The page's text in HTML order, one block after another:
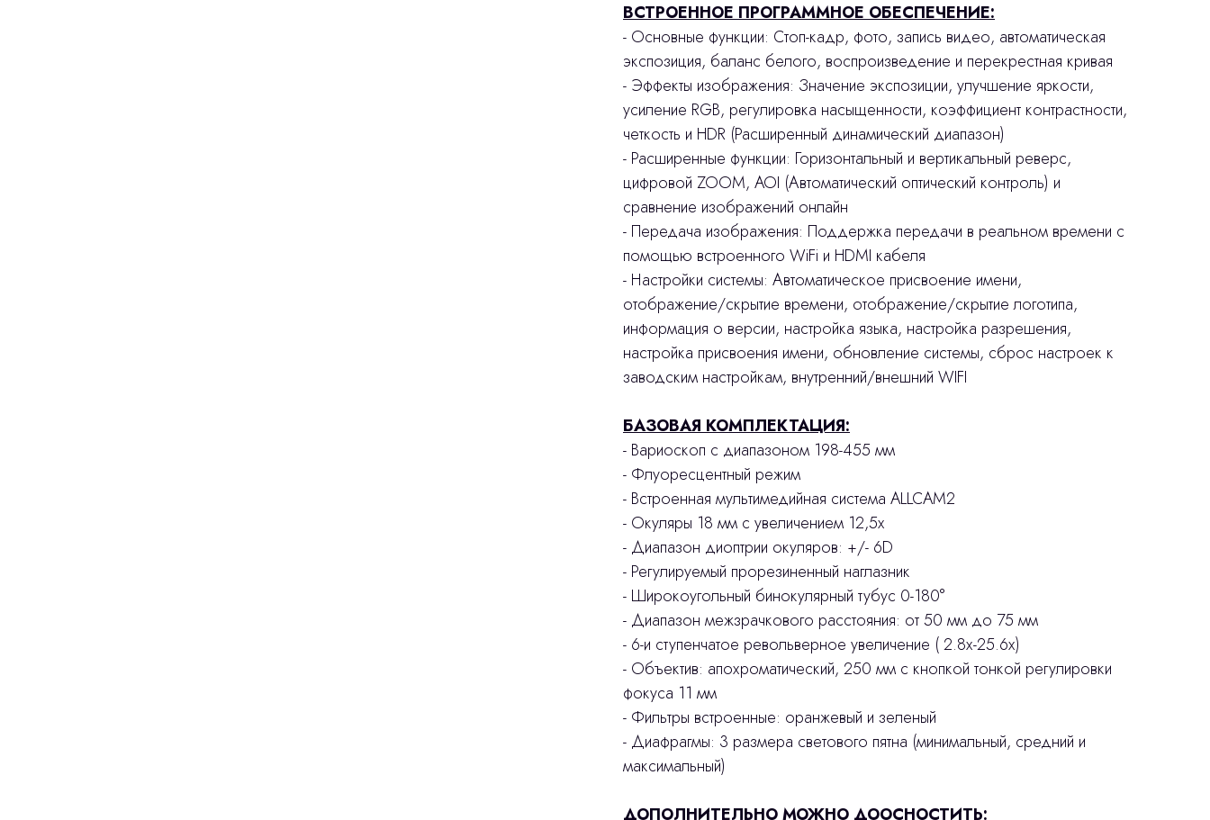
ВСТРОЕННОЕ ПРОГРАММНОЕ ОБЕСПЕЧЕНИЕ:
- Основные функции: Стоп-кадр, фото, запись видео, автоматическая
экспозиция, баланс белого, воспроизведение и перекрестная кривая
- Эффекты изображения: Значение экспозиции, улучшение яркости,
усиление RGB, регулировка насыщенности, коэффициент контрастности,
четкость и HDR (Расширенный динамический диапазон)
- Расширенные функции: Горизонтальный и вертикальный реверс,
цифровой ZOOM, AOI (Автоматический оптический контроль) и
сравнение изображений онлайн
- Передача изображения: Поддержка передачи в реальном времени с
помощью встроенного WiFi и HDMI кабеля
- Настройки системы: Автоматическое присвоение имени,
отображение/скрытие времени, отображение/скрытие логотипа,
информация о версии, настройка языка, настройка разрешения,
настройка присвоения имени, обновление системы, сброс настроек к
заводским настройкам, внутренний/внешний WIFI
БАЗОВАЯ КОМПЛЕКТАЦИЯ:
- Вариоскоп с диапазоном 198-455 мм
- Флуоресцентный режим
​- Встроенная мультимедийная система ALLCAM2
- Окуляры 18 мм с увеличением 12,5х
- Диапазон диоптрии окуляров: +/- 6D
- Регулируемый прорезиненный наглазник
- Широкоугольный бинокулярный тубус 0-180°
- Диапазон межзрачкового расстояния: от 50 мм до 75 мм
- 6-и ступенчатое револьверное увеличение ( 2.8х-25.6х)
- Объектив: апохроматический, 250 мм с кнопкой тонкой регулировки
фокуса 11 мм
- Фильтры встроенные: оранжевый и зеленый
- Диафрагмы: 3 размера светового пятна (минимальный, средний и
максимальный)
ДОПОЛНИТЕЛЬНО МОЖНО ДООСНОСТИТЬ: